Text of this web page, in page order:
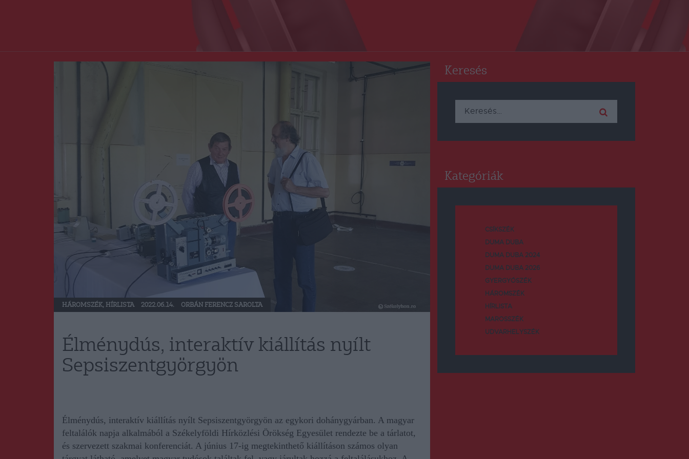
HÁROMSZÉK, HÍRLISTA 2022.06.14. ORBÁN FERENCZ SAROLTA
Élménydús, interaktív kiállítás nyílt
Sepsiszentgyörgyön
Élménydús, interaktív kiállítás nyílt Sepsiszentgyörgyön az egykori dohánygyárban. Amagyar
feltalálók napja alkalmából a Székelyföldi Hírközlési Örökség Egyesület rendezte be a tárlatot,
és szervezett szakmai konferenciát. A június 17-ig megtekinthető kiállításon számos olyan
Keresés
Keresés:
Kategóriák
CSÍKSZÉK
DUMA DUBA
DUMA DUBA 2024
DUMA DUBA 2026
GYERGYÓSZÉK
HÁROMSZÉK
HÍRLISTA
MAROSSZÉK
UDVARHELYSZÉK